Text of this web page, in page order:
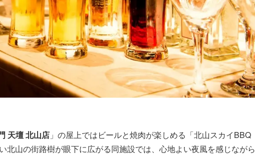
天壇 北山店 」の屋上ではビールと焼肉が楽しめる「北山スカイBBQ
北山の街路樹が眼下に広がる同施設では、心地よい夜風を感じながら